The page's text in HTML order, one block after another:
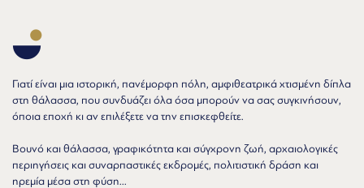
Γιατί είναι μια ιστορική, πανέμορφη πόλη, αμφιθεατρικά χτισμένη δίπλα
στη θάλασσα, που συνδυάζει όλα όσα μπορούν να σας συγκινήσουν,
όποια εποχή κι αν επιλέξετε να την επισκεφθείτε.
Βουνό και θάλασσα, γραφικότητα και σύγχρονη ζωή, αρχαιολογικές
περιηγήσεις και συναρπαστικές εκδρομές, πολιτιστική δράση και
ηρεμία μέσα στη φύση...